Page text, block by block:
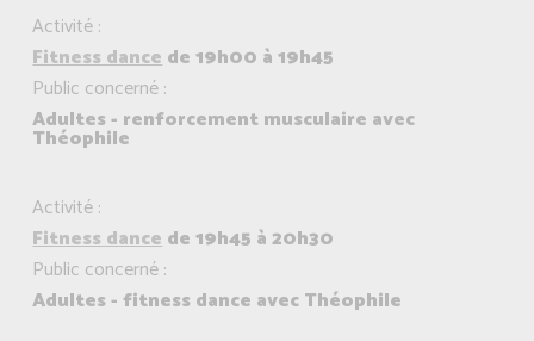
Activité :
Fitness dancede 19h00 à 19h45
Public concerné :
Adultes - renforcement musculaire avec
Théophile
Activité :
Fitness dancede 19h45 à 20h30
Public concerné :
Adultes - fitness dance avec Théophile